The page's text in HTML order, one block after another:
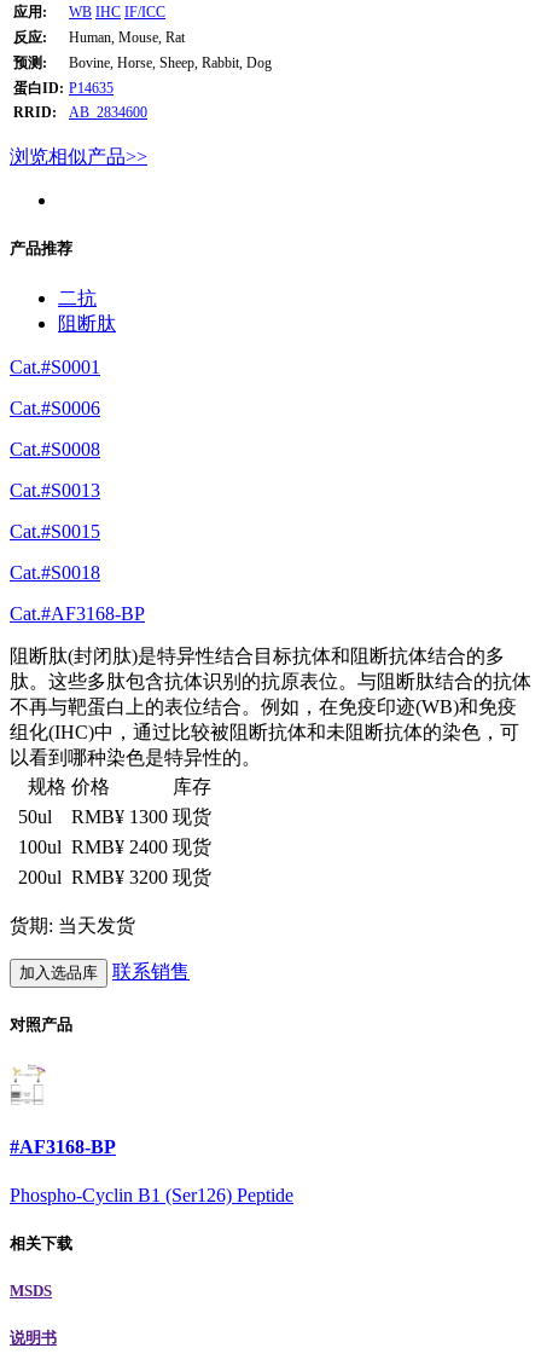
应用:
WB IHC IF/ICC
反应:
Human, Mouse, Rat
预测:
Bovine, Horse, Sheep, Rabbit, Dog
蛋白ID: P14635
RRID:
AB_2834600
浏览相似产品>>
产品推荐
二抗
阻断肽
Cat.#S0001
Cat.#S0006
Cat.#S0008
Cat.#S0013
Cat.#S0015
Cat.#S0018
Cat.#AF3168-BP
阻断肽(封闭肽)是特异性结合目标抗体和阻断抗体结合的多
肽。这些多肽包含抗体识别的抗原表位。与阻断肽结合的抗体
不再与靶蛋白上的表位结合。例如，在免疫印迹(WB)和免疫
组化(IHC)中，通过比较被阻断抗体和未阻断抗体的染色，可
以看到哪种染色是特异性的。
规格 价格
库存
50ul
RMB¥ 1300 现货
100ul RMB¥ 2400 现货
200ul RMB¥ 3200 现货
货期: 当天发货
加入选品库 联系销售
对照产品
#AF3168-BP
Phospho-Cyclin B1 (Ser126) Peptide
相关下载
MSDS
说明书